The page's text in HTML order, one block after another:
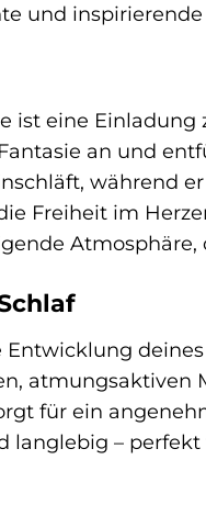
und
ist eine
an und
während
Freiheit im
für ein
–